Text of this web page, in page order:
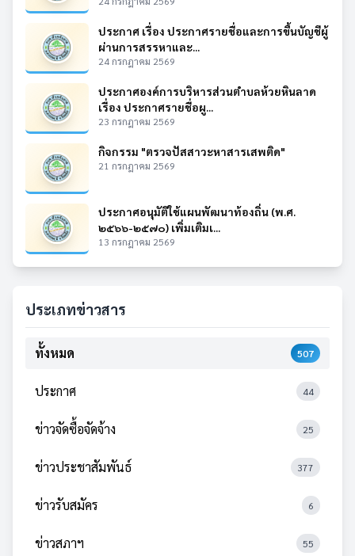
ประกาศ เรื่อง ประกาศรายชื่อและการขึ้นบัญชีผู้
ผ่านการสรรหาและ...
24 กรกฎาคม 2569
ประกาศองค์การบริหารส่วนตำบลห้วยหินลาด
เรื่อง ประกาศรายชื่อผู...
23 กรกฎาคม 2569
กิจกรรม "ตรวจปัสสาวะหาสารเสพติด"
21 กรกฎาคม 2569
ประกาศอนุมัติใช้แผนพัฒนาท้องถิ่น (พ.ศ.
๒๕๖๖-๒๕๗๐) เพิ่มเติมเ...
13 กรกฎาคม 2569
ประเภทข่าวสาร
ทั้งหมด 507
ประกาศ 44
ข่าวจัดซื้อจัดจ้าง 25
ข่าวประชาสัมพันธ์ 377
ข่าวรับสมัคร 6
ข่าวสภาฯ 55